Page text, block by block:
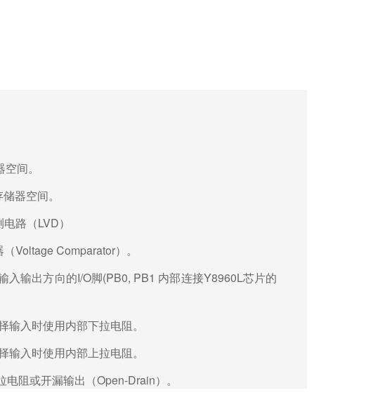
间。
器空间。
路（LVD）
Voltage Comparator）。
入输出方向的I/O脚(PB0, PB1 内部连接Y8960L芯片的
输入时使用内部下拉电阻。
输入时使用内部上拉电阻。
电阻或开漏输出（Open-Drain）。